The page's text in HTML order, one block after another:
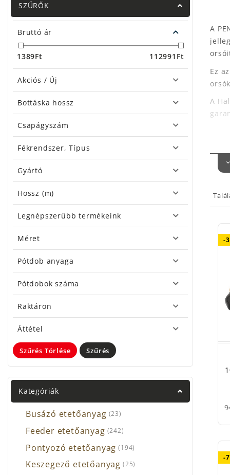
SZŰRŐK
Bruttó ár
1389Ft Ft
112991
Akciós / Új
Bottáska hossz
Csapágyszám
Fékrendszer, Típus
Gyártó
Hossz (m)
Legnépszerűbb termékeink
Méret
Pótdob anyaga
Pótdobok száma
Raktáron
Áttétel
Szűrés Törlése Szűrés
Kategóriák
Busázó etetőanyag (23)
Feeder etetőanyag (242)
Pontyozó etetőanyag (194)
Keszegező etetőanyag (25)
A
Ez
A
Ha
-
-